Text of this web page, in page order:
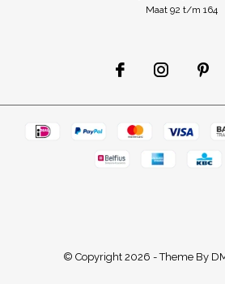
Maat 92 t/m 164
© Copyright 2026 - Theme By